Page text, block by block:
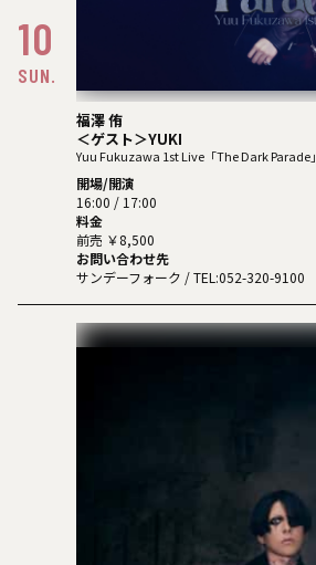
10
SUN.
福澤 侑
＜ゲスト＞YUKI
Yuu Fukuzawa 1st Live「The Dark Parade」
開場/開演
16:00 / 17:00
料金
前売 ￥8,500
お問い合わせ先
サンデーフォーク / TEL:052-320-9100